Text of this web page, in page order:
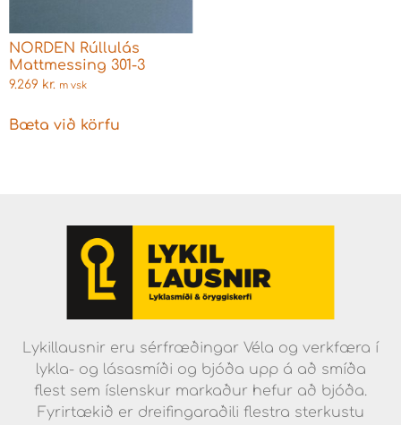
NORDEN Rúllulás
Mattmessing 301-3
9.269 kr. m vsk
Bæta við körfu
Lykillausnir eru sérfræðingar Véla og verkfæra í
lykla- og lásasmíði og bjóða upp á að smíða
flest sem íslenskur markaður hefur að bjóða.
Fyrirtækið er dreifingaraðili flestra sterkustu